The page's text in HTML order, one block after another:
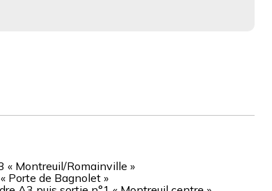
« Montreuil/Romainville »
Porte de Bagnolet »